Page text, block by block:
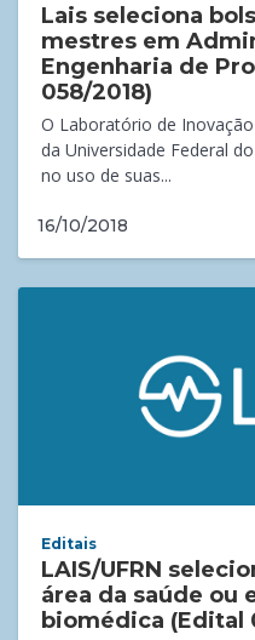
Lais seleciona
mestres em
Engenharia de
058/2018)
O Laboratório de
da Universidade Federal
no uso de suas...
16/10/2018
Editais
LAIS/UFRN
área da saúde ou
biomédica (Edital